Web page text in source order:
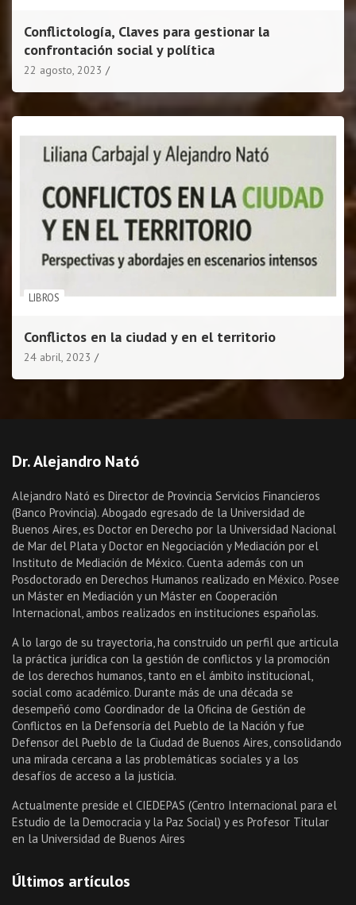
Conflictología, Claves para gestionar la
confrontación social y política
22 agosto, 2023
LIBROS
Conflictos en la ciudad y en el territorio
24 abril, 2023
Dr. Alejandro Nató
Alejandro Nató es Director de Provincia Servicios Financieros
(Banco Provincia). Abogado egresado de la Universidad de
Buenos Aires, es Doctor en Derecho por la Universidad Nacional
de Mar del Plata y Doctor en Negociación y Mediación por el
Instituto de Mediación de México. Cuenta además con un
Posdoctorado en Derechos Humanos realizado en México. Posee
un Máster en Mediación y un Máster en Cooperación
Internacional, ambos realizados en instituciones españolas.
A lo largo de su trayectoria, ha construido un perfil que articula
la práctica jurídica con la gestión de conflictos y la promoción
de los derechos humanos, tanto en el ámbito institucional,
social como académico. Durante más de una década se
desempeñó como Coordinador de la Oficina de Gestión de
Conflictos en la Defensoría del Pueblo de la Nación y fue
Defensor del Pueblo de la Ciudad de Buenos Aires, consolidando
una mirada cercana a las problemáticas sociales y a los
desafíos de acceso a la justicia.
Actualmente preside el CIEDEPAS (Centro Internacional para el
Estudio de la Democracia y la Paz Social) y es Profesor Titular
en la Universidad de Buenos Aires
Últimos artículos